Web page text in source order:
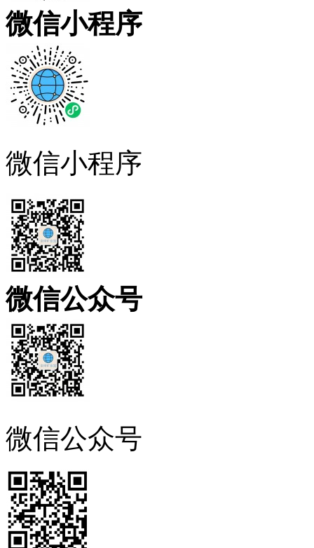
微信小程序
微信小程序
微信公众号
微信公众号